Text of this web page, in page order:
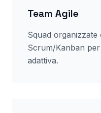
Team Agile
Squad organizzate
Scrum/Kanban
adattiva.